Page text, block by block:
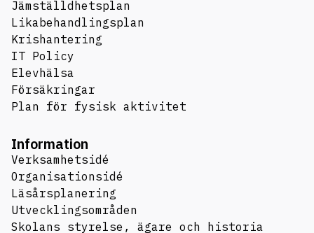
Jämställdhetsplan
Likabehandlingsplan
Krishantering
IT Policy
Elevhälsa
Försäkringar
Plan för fysisk aktivitet
Information
Verksamhetsidé
Organisationsidé
Läsårsplanering
Utvecklingsområden
Skolans styrelse, ägare och historia